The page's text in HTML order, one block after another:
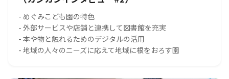
- めぐみこども園の特色
- 外部サービスや店舗と連携して図書館を充実
- 本や物と触れるためのデジタルの活用
- 地域の人々のニーズに応えて地域に根をおろす園